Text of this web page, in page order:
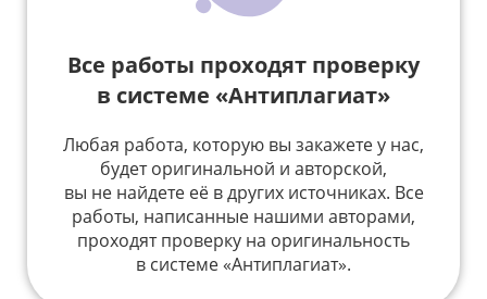
Все работы проходят проверку
в системе «Антиплагиат»
Любая работа, которую вы закажете у нас,
будет оригинальной и авторской,
вы не найдете её в других источниках. Все
работы, написанные нашими авторами,
проходят проверку на оригинальность
в системе «Антиплагиат».